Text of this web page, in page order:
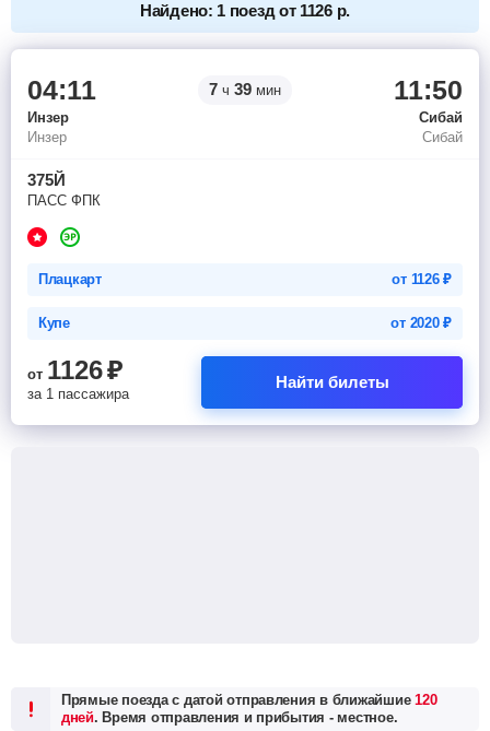
Найдено: 1 поезд от 1126 р.
04:11 7 ч 39 мин 11:50
Инзер
Сибай
Инзер
Сибай
375Й
ПАСС ФПК
Плацкарт от 1126₽
Купе от 2020₽
от 1126₽
за 1 пассажира
Найти билеты
Прямые поезда с датой отправления в ближайшие120
дней. Время отправления и прибытия - местное.